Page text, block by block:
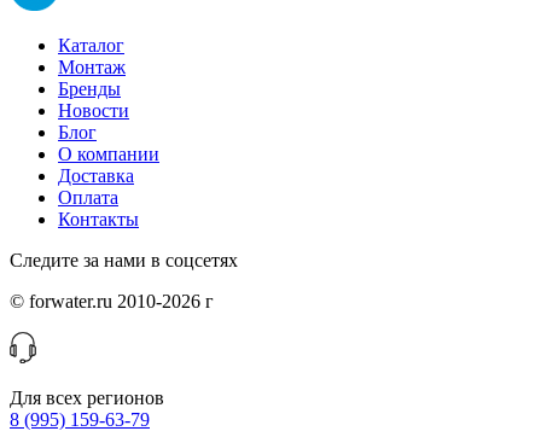
Каталог
Монтаж
Бренды
Новости
Блог
О компании
Доставка
Оплата
Контакты
Следите за нами в соцсетях
© forwater.ru 2010-2026 г
Для всех регионов
8 (995) 159-63-79